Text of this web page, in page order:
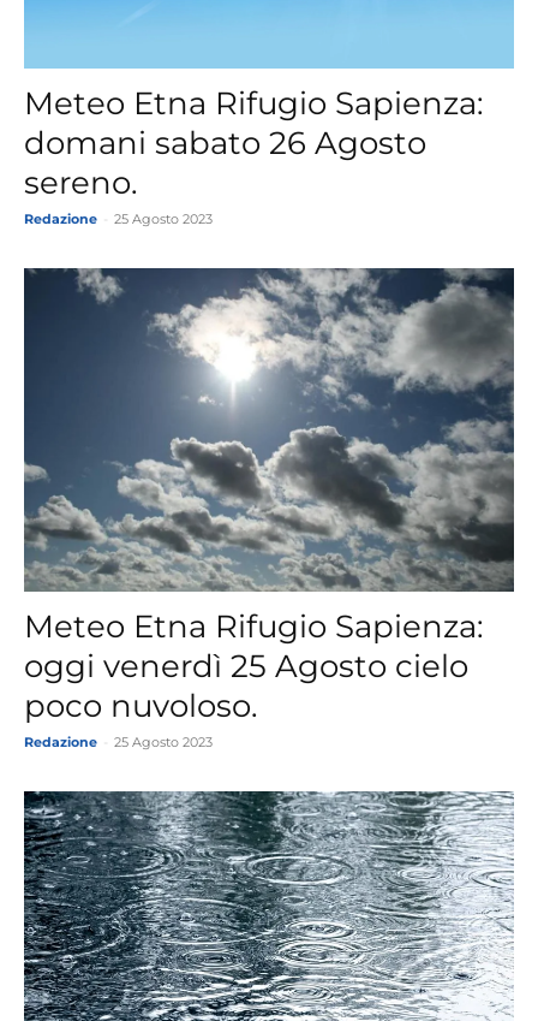
Meteo Etna Rifugio Sapienza:
domani sabato 26 Agosto
sereno.
Redazione 25 Agosto 2023
Meteo Etna Rifugio Sapienza:
oggi venerdì 25 Agosto cielo
poco nuvoloso.
Redazione 25 Agosto 2023